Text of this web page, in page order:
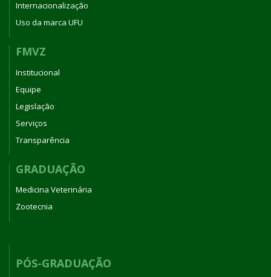
Internacionalização
Uso da marca UFU
FMVZ
Institucional
Equipe
Legislação
Serviços
Transparência
GRADUAÇÃO
Medicina Veterinária
Zootecnia
PÓS-GRADUAÇÃO